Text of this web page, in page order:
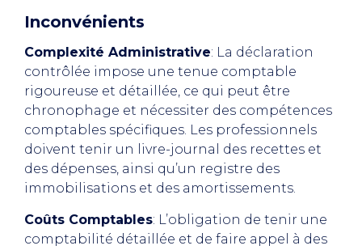
Inconvénients
Complexité Administrative: La déclaration
contrôlée impose une tenue comptable
rigoureuse et détaillée, ce qui peut être
chronophage et nécessiter des compétences
comptables spécifiques. Les professionnels
doivent tenir un livre-journal des recettes et
des dépenses, ainsi qu’un registre des
immobilisations et des amortissements.
Coûts Comptables: L’obligation de tenir une
comptabilité détaillée et de faire appel à des